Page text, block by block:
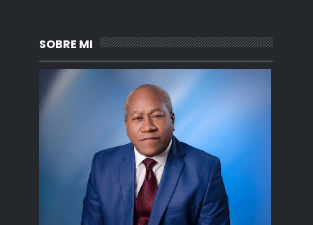
SOBRE MI